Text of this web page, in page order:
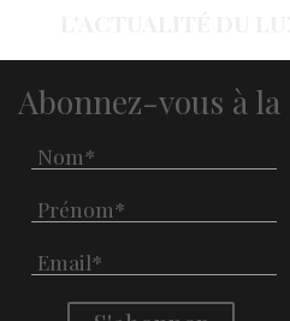
Abonnez-vous à